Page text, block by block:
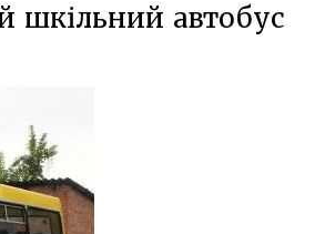
шкільний автобус